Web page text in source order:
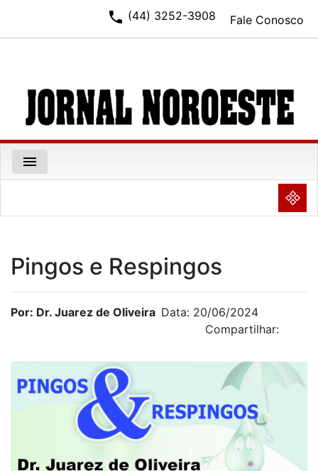
Fale Conosco
phone (44) 3252-3908
menu
NULL
Pingos e Respingos
Por: Dr. Juarez de Oliveira Data: 20/06/2024
Compartilhar: